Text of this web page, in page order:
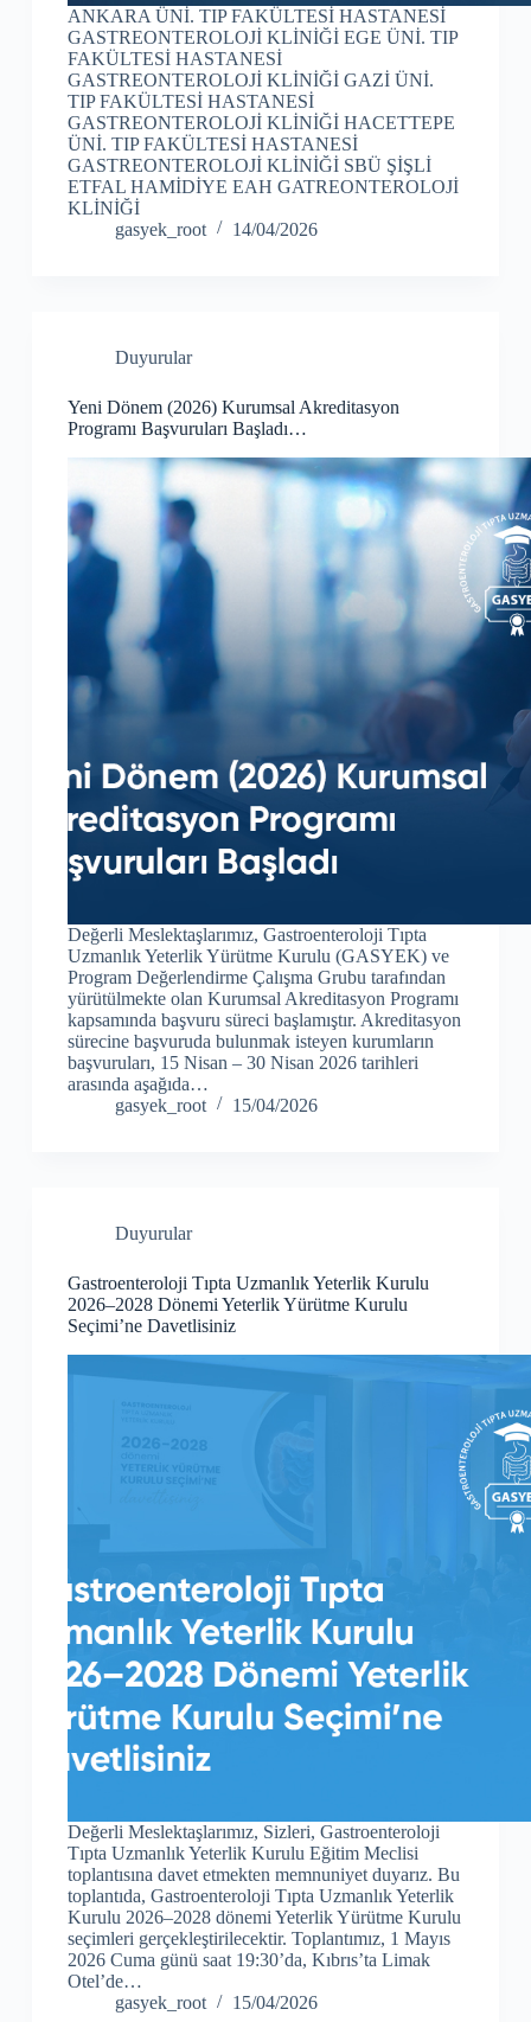
ANKARA ÜNİ. TIP FAKÜLTESİ HASTANESİ
GASTREONTEROLOJİ KLİNİĞİ EGE ÜNİ. TIP
FAKÜLTESİ HASTANESİ
GASTREONTEROLOJİ KLİNİĞİ GAZİ ÜNİ.
TIP FAKÜLTESİ HASTANESİ
GASTREONTEROLOJİ KLİNİĞİ HACETTEPE
ÜNİ. TIP FAKÜLTESİ HASTANESİ
GASTREONTEROLOJİ KLİNİĞİ SBÜ ŞİŞLİ
ETFAL HAMİDİYE EAH GATREONTEROLOJİ
KLİNİĞİ
gasyek_root
14/04/2026
Duyurular
Yeni Dönem (2026) Kurumsal Akreditasyon
Programı Başvuruları Başladı…
Değerli Meslektaşlarımız, Gastroenteroloji Tıpta
Uzmanlık Yeterlik Yürütme Kurulu (GASYEK) ve
Program Değerlendirme Çalışma Grubu tarafından
yürütülmekte olan Kurumsal Akreditasyon Programı
kapsamında başvuru süreci başlamıştır. Akreditasyon
sürecine başvuruda bulunmak isteyen kurumların
başvuruları, 15 Nisan – 30 Nisan 2026 tarihleri
arasında aşağıda…
gasyek_root
15/04/2026
Duyurular
Gastroenteroloji Tıpta Uzmanlık Yeterlik Kurulu
2026–2028 Dönemi Yeterlik Yürütme Kurulu
Seçimi’ne Davetlisiniz
Değerli Meslektaşlarımız, Sizleri, Gastroenteroloji
Tıpta Uzmanlık Yeterlik Kurulu Eğitim Meclisi
toplantısına davet etmekten memnuniyet duyarız. Bu
toplantıda, Gastroenteroloji Tıpta Uzmanlık Yeterlik
Kurulu 2026–2028 dönemi Yeterlik Yürütme Kurulu
seçimleri gerçekleştirilecektir. Toplantımız, 1 Mayıs
2026 Cuma günü saat 19:30’da, Kıbrıs’ta Limak
Otel’de…
gasyek_root
15/04/2026